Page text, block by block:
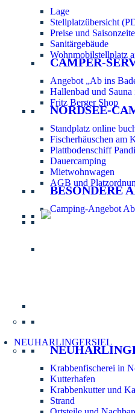
Lage
Stellplatzübersicht
Preise und
Sanitärgebäude
Wohnmobilstellplatz
CAMPER-
Angebot „Ab ins
Hallenbad und
Fritz Berger Shop
NORDSEE-
Standplatz online
Fischerhäuschen am
Plattbodenschiff
Dauercamping
Mietwohnwagen
AGB und
BESONDERE
Camping-Angebot
NEUHARLINGERSIEL
Krabbenfischerei in
Kutterhafen
Krabbenkutter und
Strand